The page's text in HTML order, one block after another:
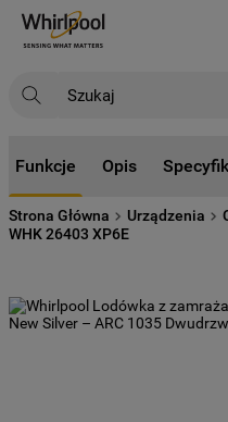
Funkcje Opis
Strona Główna Urządzenia
WHK 26403 XP6E
NAJCZĘŚCIEJ SZUKANE
1.
2. lodówki
4. pralka